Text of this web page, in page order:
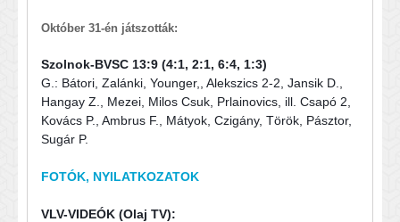
Október 31-én játszották:
Szolnok-BVSC 13:9 (4:1, 2:1, 6:4, 1:3)
G.: Bátori, Zalánki, Younger,, Alekszics 2-2, Jansik D.,
Hangay Z., Mezei, Milos Csuk, Prlainovics, ill. Csapó 2,
Kovács P., Ambrus F., Mátyok, Czigány, Török, Pásztor,
Sugár P.
FOTÓK, NYILATKOZATOK
VLV-VIDEÓK (Olaj TV):